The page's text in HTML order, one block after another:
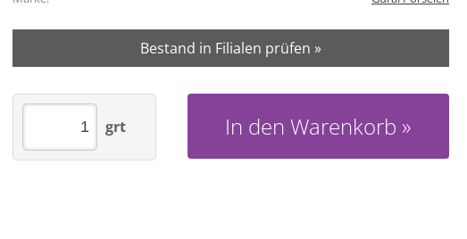
Bestand in Filialen prüfen »
In den Warenkorb
grt